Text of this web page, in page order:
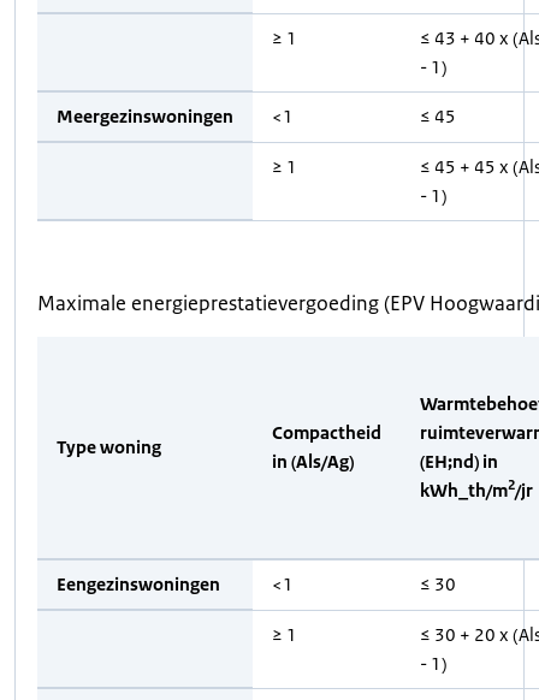
≥ 1
≤ 43 + 40 x
- 1)
Meergezinswoningen <1 ≤ 45
≥ 1
≤ 45 + 45 x
- 1)
Maximale energieprestatievergoeding (EPV
Type woning
Compactheid
in (Als/Ag)
(EH;nd) in
kWh_th/m2/jr
Eengezinswoningen <1 ≤ 30
≥ 1
≤ 30 + 20 x
- 1)